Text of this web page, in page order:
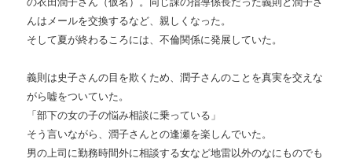
んはメールを交換するなど、親しくなった。
そして夏が終わるころには、不倫関係に発展していた。
義則は史子さんの目を欺くため、潤子さんのことを真実を交えな
がら嘘をついていた。
「部下の女の子の悩み相談に乗っている」
そう言いながら、潤子さんとの逢瀬を楽しんでいた。
男の上司に勤務時間外に相談する女など地雷以外のなにものでも